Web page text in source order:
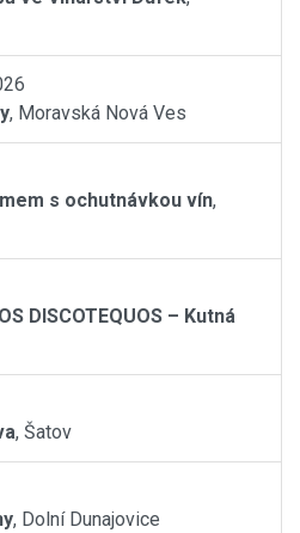
, Moravská Nová Ves
s ochutnávkou vín,
DISCOTEQUOS – Kutná
, Šatov
, Dolní Dunajovice